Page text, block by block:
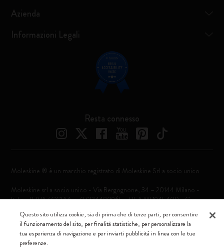
Azienda
Informazioni Legali
Resta connesso
Accettiamo
Moleskine ® è un marchio registrato di Moleskine Srl a socio unico
Moleskine srl a socio unico - Via Bergognone, 34 – 20144 Milano -
Italia - P. IVA / CCIAA n. 07234480965 - REA MI 1945400 - Cap.
Questo sito utilizza cookie, sia di prima che di terze parti, per consentire
il funzionamento del sito, per finalità statistiche, per personalizzare la
tua esperienza di navigazione e per inviarti pubblicità in linea con le tue
preferenze.